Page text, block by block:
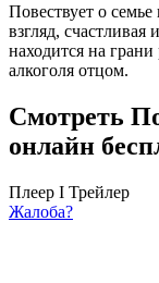
Повествует о
взгляд,
находится на грани
алкоголя отцом.
Смотреть
онлайн
Плеер I Трейлер
Жалоба?